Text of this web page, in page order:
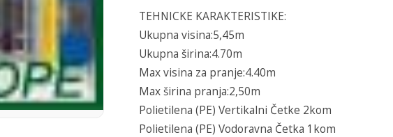
TEHNICKE KARAKTERISTIKE:
Ukupna visina:5,45m
Ukupna širina:4.70m
Max visina za pranje:4.40m
Max širina pranja:2,50m
Polietilena (PE) Vertikalni Četke 2kom
Polietilena (PE) Vodoravna Četka 1kom